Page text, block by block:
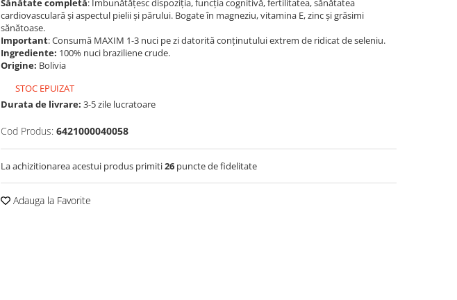
cardiovasculară și aspectul pielii și părului. Bogate în magneziu, vitamina E, zinc și grăsimi
sănătoase.
Important: Consumă MAXIM 1-3 nuci pe zi datorită conținutului extrem de ridicat de seleniu.
Ingrediente: 100% nuci braziliene crude.
Origine: Bolivia
STOC EPUIZAT
Durata de livrare: 3-5 zile lucratoare
Cod Produs: 6421000040058
La achizitionarea acestui produs primiti26 puncte de fidelitate
Adauga la Favorite